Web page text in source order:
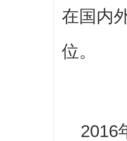
在国内
位。
2016